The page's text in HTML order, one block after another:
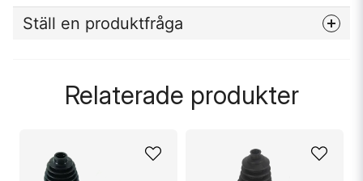
Ställ en produktfråga
Namn
Relaterade produkter